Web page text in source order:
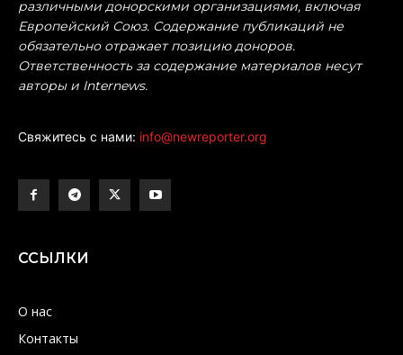
различными донорскими организациями, включая
Европейский Союз. Содержание публикаций не
обязательно отражает позицию доноров.
Ответственность за содержание материалов несут
авторы и Internews.
Свяжитесь с нами: info@newreporter.org
ССЫЛКИ
О нас
Контакты